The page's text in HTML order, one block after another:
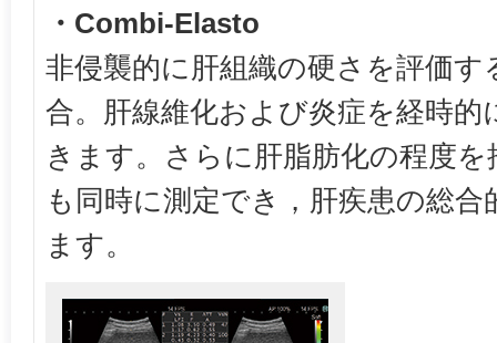
・Combi-Elasto
非侵襲的に肝組織の硬さを評価す
合。肝線維化および炎症を経時的
きます。さらに肝脂肪化の程度
も同時に測定でき，肝疾患の総
ます。